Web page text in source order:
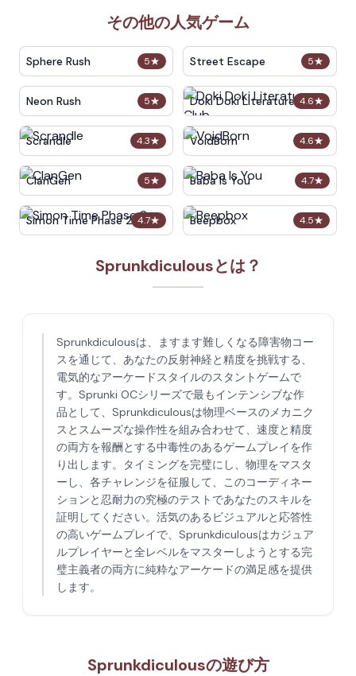
その他の人気ゲーム
5★
Sphere Rush 5★
Street Escape
5★
Neon Rush 4.6★
Doki Doki Literature Club
4.3★
Scrandle 4.6★
VoidBorn
5★
ClanGen 4.7★
Baba Is You
4.7★
Simon Time Phase 2 4.5★
Beepbox
Sprunkdiculousとは？
Sprunkdiculousは、ますます難しくなる障害物コー
スを通じて、あなたの反射神経と精度を挑戦する、
電気的なアーケードスタイルのスタントゲームで
す。Sprunki OCシリーズで最もインテンシブな作
品として、Sprunkdiculousは物理ベースのメカニク
スとスムーズな操作性を組み合わせて、速度と精度
の両方を報酬とする中毒性のあるゲームプレイを作
り出します。タイミングを完璧にし、物理をマスタ
ーし、各チャレンジを征服して、このコーディネー
ションと忍耐力の究極のテストであなたのスキルを
証明してください。活気のあるビジュアルと応答性
の高いゲームプレイで、Sprunkdiculousはカジュア
ルプレイヤーと全レベルをマスターしようとする完
璧主義者の両方に純粋なアーケードの満足感を提供
します。
Sprunkdiculousの遊び方